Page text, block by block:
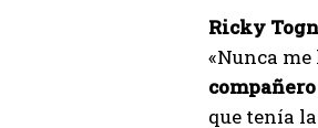
Ricky
«Nunca
que tenía